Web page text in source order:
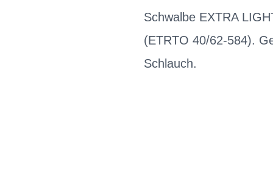
Schwalbe EXTRA
(ETRTO 40/62-584).
Schlauch.